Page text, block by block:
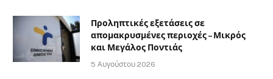
Προληπτικές εξετάσεις σε
απομακρυσμένες περιοχές – Μικρός
και Μεγάλος Ποντιάς
5 Αυγούστου 2026